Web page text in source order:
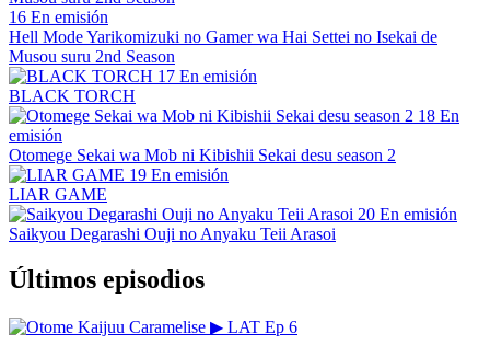
16 En emisión
Hell Mode Yarikomizuki no Gamer wa Hai Settei no Isekai de
Musou suru 2nd Season
17 En emisión
BLACK TORCH
18 En
emisión
Otomege Sekai wa Mob ni Kibishii Sekai desu season 2
19 En emisión
LIAR GAME
20 En emisión
Saikyou Degarashi Ouji no Anyaku Teii Arasoi
Últimos episodios
▶ LAT Ep 6